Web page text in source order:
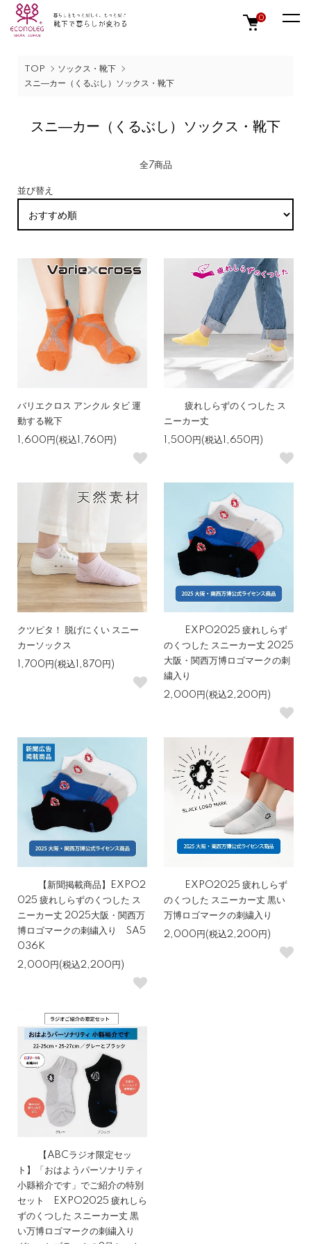
0
TOP
ソックス・靴下
スニ―カー（くるぶし）ソックス・靴下
スニ―カー（くるぶし）ソックス・靴下
全7商品
並び替え
バリエクロス アンクル タビ 運
動する靴下
1,600円(税込1,760円)
疲れしらずのくつした ス
ニーカー丈
1,500円(税込1,650円)
クツピタ！ 脱げにくい スニー
カーソックス
1,700円(税込1,870円)
EXPO2025 疲れしらず
のくつした スニーカー丈 2025
大阪・関西万博ロゴマークの刺
繍入り
2,000円(税込2,200円)
【新聞掲載商品】EXPO2
025 疲れしらずのくつした ス
ニーカー丈 2025大阪・関西万
博ロゴマークの刺繍入り SA5
036K
2,000円(税込2,200円)
EXPO2025 疲れしらず
のくつした スニーカー丈 黒い
万博ロゴマークの刺繍入り
2,000円(税込2,200円)
【ABCラジオ限定セッ
ト】「おはようパーソナリティ
小縣裕介です」でご紹介の特別
セット EXPO2025 疲れしら
ずのくつした スニーカー丈 黒
い万博ロゴマークの刺繍入り